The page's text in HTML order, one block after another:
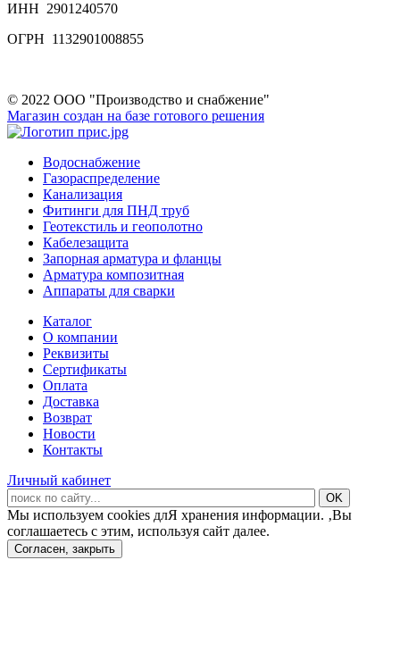
ИНН 2901240570
ОГРН 1132901008855
© 2022 ООО "Производство и снабжение"
Магазин создан на базе готового решения
Водоснабжение
Газораспределение
Канализация
Фитинги для ПНД труб
Геотекстиль и геополотно
Кабелезащита
Запорная арматура и фланцы
Арматура композитная
Аппараты для сварки
Каталог
О компании
Реквизиты
Сертификаты
Оплата
Доставка
Возврат
Новости
Контакты
Личный кабинет
Мы используем cookies длЯ хранения информации. ‚Вы
соглашаетесь с этим, используя сайт далее.
Согласен, закрыть